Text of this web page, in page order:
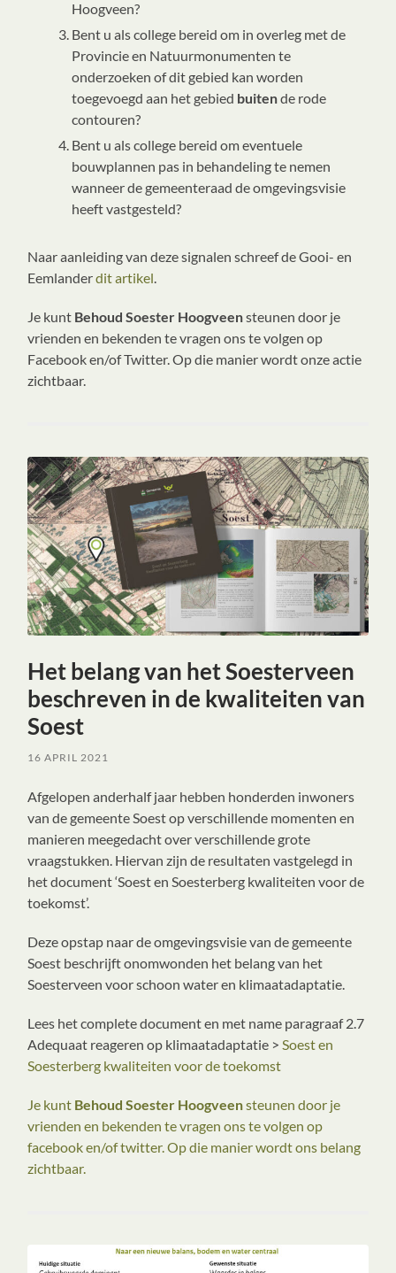
Hoogveen?
Bent u als college bereid om in overleg met de
Provincie en Natuurmonumenten te
onderzoeken of dit gebied kan worden
toegevoegd aan het gebied buitende rode
contouren?
Bent u als college bereid om eventuele
bouwplannen pas in behandeling te nemen
wanneer de gemeenteraad de omgevingsvisie
heeft vastgesteld?
Naar aanleiding van deze signalen schreef de Gooi- en
Eemlanderdit artikel.
Je kunt Behoud Soester Hoogveensteunen door je
vrienden en bekenden te vragen ons te volgen op
Facebook en/of Twitter. Op die manier wordt onze actie
zichtbaar.
Het belang van het Soesterveen
beschreven in de kwaliteiten van
Soest
16 APRIL 2021
Afgelopen anderhalf jaar hebben honderden inwoners
van de gemeente Soest op verschillende momenten en
manieren meegedacht over verschillende grote
vraagstukken. Hiervan zijn de resultaten vastgelegd in
het document ‘Soest en Soesterberg kwaliteiten voor de
toekomst’.
Deze opstap naar de omgevingsvisie van de gemeente
Soest beschrijft onomwonden het belang van het
Soesterveen voor schoon water en klimaatadaptatie.
Lees het complete document en met name paragraaf 2.7
Adequaat reageren op klimaatadaptatie >Soest en
Soesterberg kwaliteiten voor de toekomst
Je kunt Behoud Soester Hoogveensteunen door je
vrienden en bekenden te vragen ons te volgen op
facebook en/of twitter. Op die manier wordt ons belang
zichtbaar.